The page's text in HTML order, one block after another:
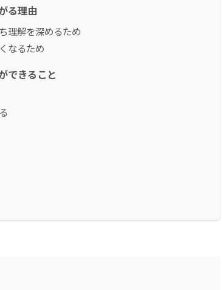
る理由
理解を深めるため
なるため
できること